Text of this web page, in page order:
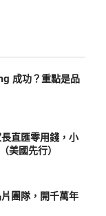
成功？重點是品
直匯零用錢，小
美國先行）
團隊，開千萬年